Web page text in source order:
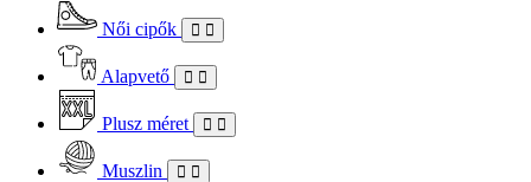
Női cipők
Alapvető
Plusz méret
Muszlin